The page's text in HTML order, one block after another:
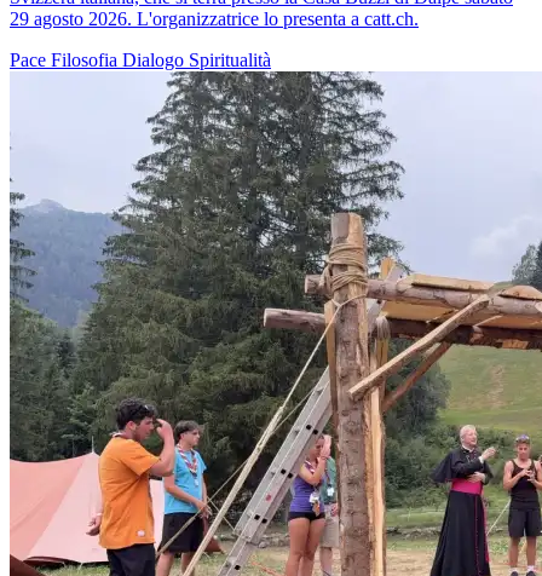
29 agosto 2026. L'organizzatrice lo presenta a catt.ch.
Pace Filosofia Dialogo Spiritualità